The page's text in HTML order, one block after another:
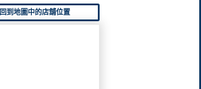
回到地圖中的店舖位置